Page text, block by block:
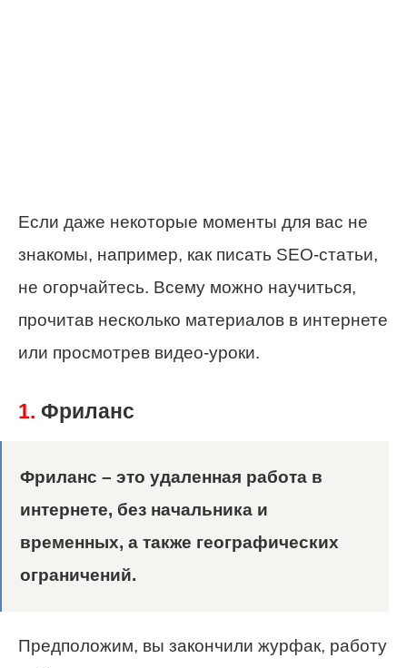
Если даже некоторые моменты для вас не
знакомы, например, как писать SEO-статьи,
не огорчайтесь. Всему можно научиться,
прочитав несколько материалов в интернете
или просмотрев видео-уроки.
1. Фриланс
Фриланс – это удаленная работа в
интернете, без начальника и
временных, а также географических
ограничений.
Предположим, вы закончили журфак, работу